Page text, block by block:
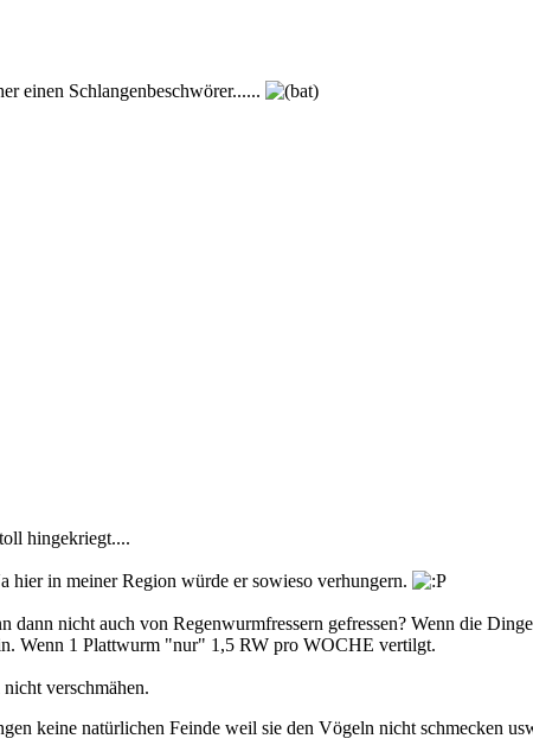
einen Schlangenbeschwörer......
hingekriegt....
in meiner Region würde er sowieso verhungern.
nicht auch von Regenwurmfressern gefressen? Wenn die
Wenn 1 Plattwurm "nur" 1,5 RW pro WOCHE vertilgt.
verschmähen.
keine natürlichen Feinde weil sie den Vögeln nicht schmecken